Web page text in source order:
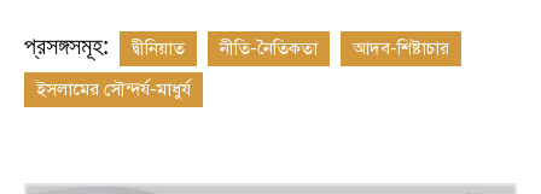
প্রসঙ্গসমূহ: দ্বীনিয়াত নীতি-নৈতিকতা
আদব-শিষ্টাচার
ইসলামের সৌন্দর্য-মাধুর্য